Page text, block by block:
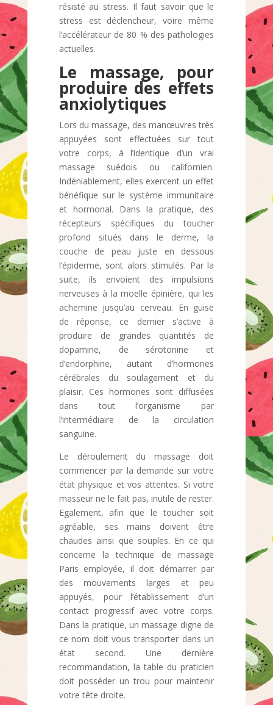
résisté au stress. Il faut savoir que le
stress est déclencheur, voire même
l’accélérateur de 80 % des pathologies
actuelles.
Le massage, pour
produire des effets
anxiolytiques
Lors du massage, des manœuvres très
appuyées sont effectuées sur tout
votre corps, à l’identique d’un vrai
massage suédois ou californien.
Indéniablement, elles exercent un effet
bénéfique sur le système immunitaire
et hormonal. Dans la pratique, des
récepteurs spécifiques du toucher
profond situés dans le derme, la
couche de peau juste en dessous
l’épiderme, sont alors stimulés. Par la
suite, ils envoient des impulsions
nerveuses à la moelle épinière, qui les
achemine jusqu’au cerveau. En guise
de réponse, ce dernier s’active à
produire de grandes quantités de
dopamine, de sérotonine et
d’endorphine, autant d’hormones
cérébrales du soulagement et du
plaisir. Ces hormones sont diffusées
dans tout l’organisme par
l’intermédiaire de la circulation
sanguine.
Le déroulement du massage doit
commencer par la demande sur votre
état physique et vos attentes. Si votre
masseur ne le fait pas, inutile de rester.
Egalement, afin que le toucher soit
agréable, ses mains doivent être
chaudes ainsi que souples. En ce qui
concerne la technique de massage
Paris employée, il doit démarrer par
des mouvements larges et peu
appuyés, pour l’établissement d’un
contact progressif avec votre corps.
Dans la pratique, un massage digne de
ce nom doit vous transporter dans un
état second. Une dernière
recommandation, la table du praticien
doit posséder un trou pour maintenir
votre tête droite.